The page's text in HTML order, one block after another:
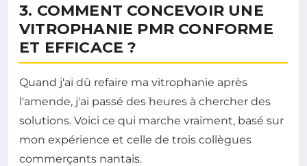
3. COMMENT CONCEVOIR UNE
VITROPHANIE PMR CONFORME
ET EFFICACE ?
Quand j'ai dû refaire ma vitrophanie après
l'amende, j'ai passé des heures à chercher des
solutions. Voici ce qui marche vraiment, basé sur
mon expérience et celle de trois collègues
commerçants nantais.